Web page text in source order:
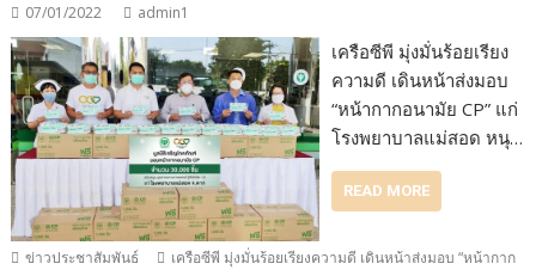
07/01/2022 admin1
เครือซีพี มุ่งมั่นร้อยเรียง
ความดี เดินหน้าส่งมอบ
“หน้ากากอนามัย CP” แก่
โรงพยาบาลแม่สอด หนุ…
READ MORE
ข่าวประชาสัมพันธ์
เครือซีพี มุ่งมั่นร้อยเรียงความดี เดินหน้าส่งมอบ “หน้ากาก